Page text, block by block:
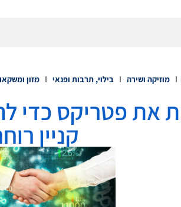
מוזיקה ושירה בילוי, תרבות ופנאי מזון
את פטריקס כדי
קניין